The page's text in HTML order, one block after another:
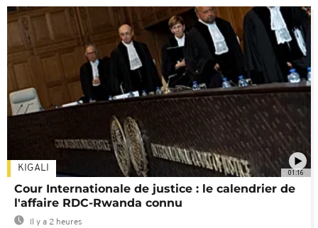
01:16
KIGALI
Cour Internationale de justice : le calendrier de
l'affaire RDC-Rwanda connu
Il y a 2 heures